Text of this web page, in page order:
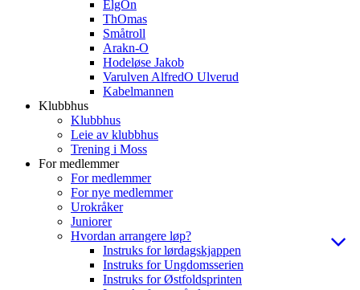
ElgOn
ThOmas
Småtroll
Arakn-O
Hodeløse Jakob
Varulven AlfredO Ulverud
Kabelmannen
Klubbhus
Klubbhus
Leie av klubbhus
Trening i Moss
For medlemmer
For medlemmer
For nye medlemmer
Urokråker
Juniorer
Hvordan arrangere løp?
Instruks for lørdagskjappen
Instruks for Ungdomsserien
Instruks for Østfoldsprinten